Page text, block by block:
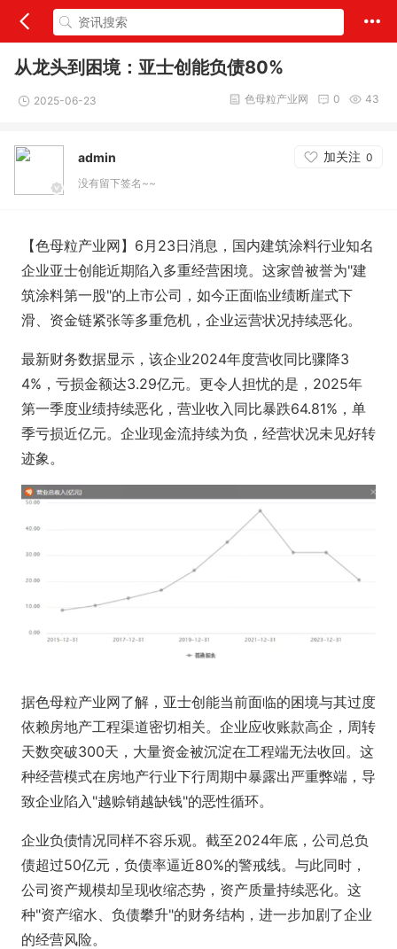
从龙头到困境：亚士创能负债80%
2025-06-23 43
0
色母粒产业网
admin 加关注 0
没有留下签名~~
【色母粒产业网】6月23日消息，国内建筑涂料行业知名
企业亚士创能近期陷入多重经营困境。这家曾被誉为"建
筑涂料第一股"的上市公司，如今正面临业绩断崖式下
滑、资金链紧张等多重危机，企业运营状况持续恶化。
最新财务数据显示，该企业2024年度营收同比骤降3
4%，亏损金额达3.29亿元。更令人担忧的是，2025年
第一季度业绩持续恶化，营业收入同比暴跌64.81%，单
季亏损近亿元。企业现金流持续为负，经营状况未见好转
迹象。
据色母粒产业网了解，亚士创能当前面临的困境与其过度
依赖房地产工程渠道密切相关。企业应收账款高企，周转
天数突破300天，大量资金被沉淀在工程端无法收回。这
种经营模式在房地产行业下行周期中暴露出严重弊端，导
致企业陷入"越赊销越缺钱"的恶性循环。
企业负债情况同样不容乐观。截至2024年底，公司总负
债超过50亿元，负债率逼近80%的警戒线。与此同时，
公司资产规模却呈现收缩态势，资产质量持续恶化。这
种"资产缩水、负债攀升"的财务结构，进一步加剧了企业
的经营风险。